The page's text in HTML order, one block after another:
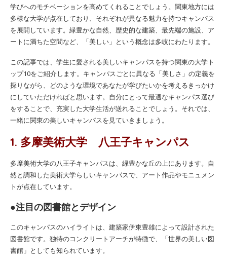
学びへのモチベーションを高めてくれることでしょう。関東地方には
多様な大学が点在しており、それぞれが異なる魅力を持つキャンパス
を展開しています。緑豊かな自然、歴史的な建築、最先端の施設、ア
ートに満ちた空間など、「美しい」という概念は多岐にわたります。
この記事では、学生に愛される美しいキャンパスを持つ関東の大学ト
ップ10をご紹介します。キャンパスごとに異なる「美しさ」の定義を
探りながら、どのような環境であなたが学びたいかを考えるきっかけ
にしていただければと思います。自分にとって最適なキャンパス選び
をすることで、充実した大学生活が送れることでしょう。それでは、
一緒に関東の美しいキャンパスを見ていきましょう。
1. 多摩美術大学 八王子キャンパス
多摩美術大学の八王子キャンパスは、緑豊かな丘の上にあります。自
然と調和した美術大学らしいキャンパスで、アート作品やモニュメン
トが点在しています。
●注目の図書館とデザイン
このキャンパスのハイライトは、建築家伊東豊雄によって設計された
図書館です。独特のコンクリートアーチが特徴で、「世界の美しい図
書館」としても知られています。